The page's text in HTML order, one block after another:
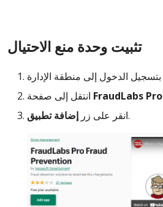
تثبيت وحدة منع الاحتيال
FraudLabs Pro
انقر على زر إضافة تطبيق .